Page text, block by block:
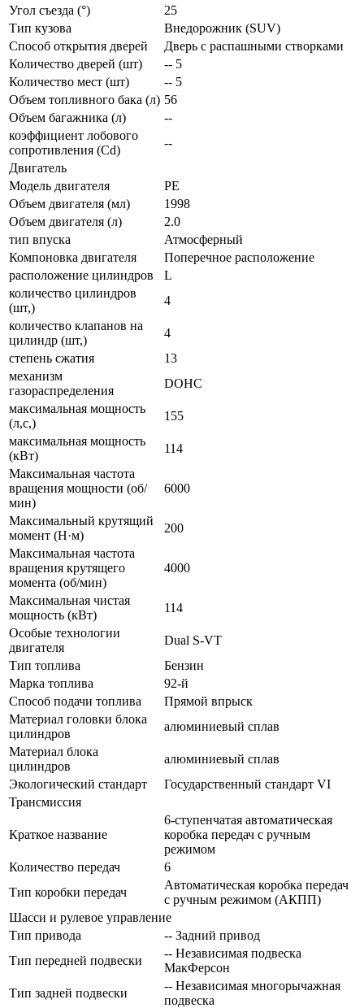
Угол съезда (°)
25
Тип кузова
Внедорожник (SUV)
Способ открытия дверей
Дверь с распашными створками
Количество дверей (шт)
-- 5
Количество мест (шт)
-- 5
Объем топливного бака (л) 56
Объем багажника (л)
--
коэффициент лобового
сопротивления (Cd)
--
Двигатель
Модель двигателя
PE
Объем двигателя (мл)
1998
Объем двигателя (л)
2.0
тип впуска
Атмосферный
Компоновка двигателя
Поперечное расположение
расположение цилиндров
L
количество цилиндров
(шт,)
4
количество клапанов на
цилиндр (шт,)
4
степень сжатия
13
механизм
газораспределения
DOHC
максимальная мощность
(л,с,)
155
максимальная мощность
(кВт)
114
Максимальная частота
вращения мощности (об/
мин)
6000
Максимальный крутящий
момент (Н·м)
200
Максимальная частота
вращения крутящего
момента (об/мин)
4000
Максимальная чистая
мощность (кВт)
114
Особые технологии
двигателя
Dual S-VT
Тип топлива
Бензин
Марка топлива
92-й
Способ подачи топлива
Прямой впрыск
Материал головки блока
цилиндров
алюминиевый сплав
Материал блока
цилиндров
алюминиевый сплав
Экологический стандарт
Государственный стандарт VI
Трансмиссия
Краткое название
6-ступенчатая автоматическая
коробка передач с ручным
режимом
Количество передач
6
Тип коробки передач
Автоматическая коробка передач
с ручным режимом (АКПП)
Шасси и рулевое управление
Тип привода
-- Задний привод
Тип передней подвески
-- Независимая подвеска
МакФерсон
Тип задней подвески
-- Независимая многорычажная
подвеска